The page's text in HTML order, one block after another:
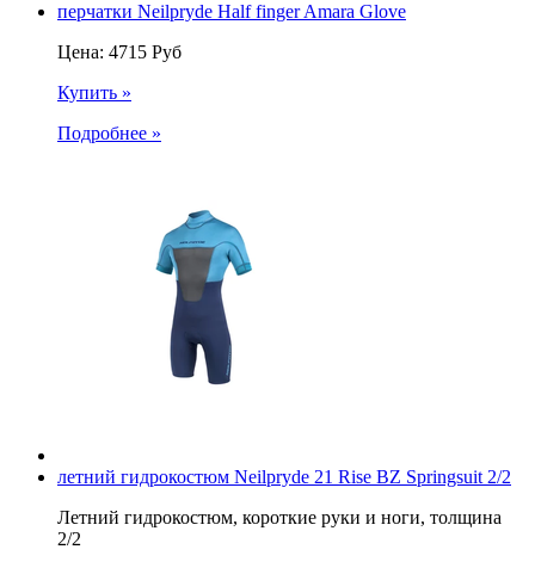
перчатки Neilpryde Half finger Amara Glove
Цена: 4715 Руб
Купить »
Подробнее »
летний гидрокостюм Neilpryde 21 Rise BZ Springsuit 2/2
Летний гидрокостюм, короткие руки и ноги, толщина
2/2